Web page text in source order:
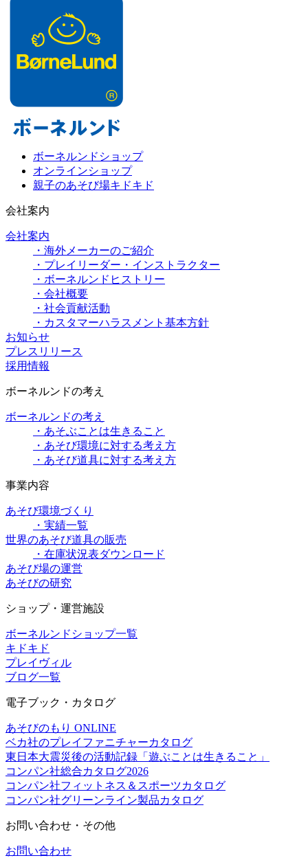
ボーネルンドショップ
オンラインショップ
親子のあそび場キドキド
会社案内
会社案内
・海外メーカーのご紹介
・プレイリーダー・インストラクター
・ボーネルンドヒストリー
・会社概要
・社会貢献活動
・カスタマーハラスメント基本方針
お知らせ
プレスリリース
採用情報
ボーネルンドの考え
ボーネルンドの考え
・あそぶことは生きること
・あそび環境に対する考え方
・あそび道具に対する考え方
事業内容
あそび環境づくり
・実績一覧
世界のあそび道具の販売
・在庫状況表ダウンロード
あそび場の運営
あそびの研究
ショップ・運営施設
ボーネルンドショップ一覧
キドキド
プレイヴィル
ブログ一覧
電子ブック・カタログ
あそびのもり ONLINE
ベカ社のプレイファニチャーカタログ
東日本大震災後の活動記録「遊ぶことは生きること」
コンパン社総合カタログ2026
コンパン社フィットネス＆スポーツカタログ
コンパン社グリーンライン製品カタログ
お問い合わせ・その他
お問い合わせ